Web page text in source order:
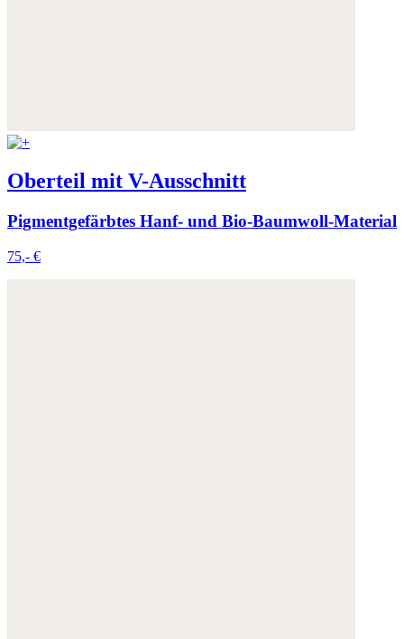
Oberteil mit V-Ausschnitt
Pigmentgefärbtes Hanf- und Bio-Baumwoll-Material
75,- €